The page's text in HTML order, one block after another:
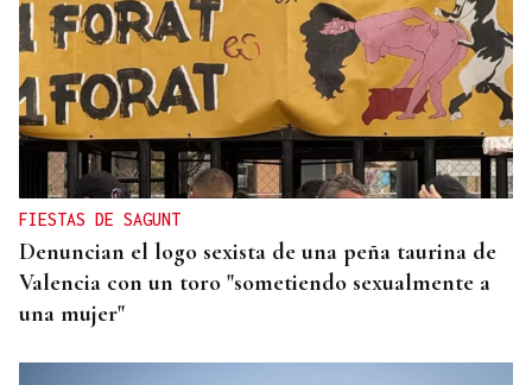
A TODA VELOCIDAD
Vídeo | Así fue el espectacular salto de “Cohete”
Suárez en el Rally Rías Baixas que dejó sin
respiración a los aficionados
FIESTAS DE SAGUNT
Denuncian el logo sexista de una peña taurina de
Valencia con un toro "sometiendo sexualmente a
una mujer"